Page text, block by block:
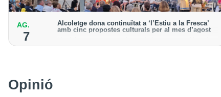
AG.
7
Alcoletge dona continuïtat a ‘l’Estiu a la Fresca’
amb cinc propostes culturals per al mes d’agost
l’astronomia amb ‘Alcoletge mira al cel’
Opinió